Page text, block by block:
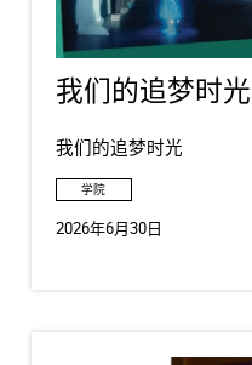
我们的追梦时光
我们的追梦时光
学院
2026年6月30日